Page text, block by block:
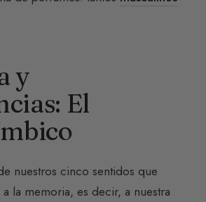
y
El
nuestros cinco sentidos que
la memoria, es decir, a nuestra